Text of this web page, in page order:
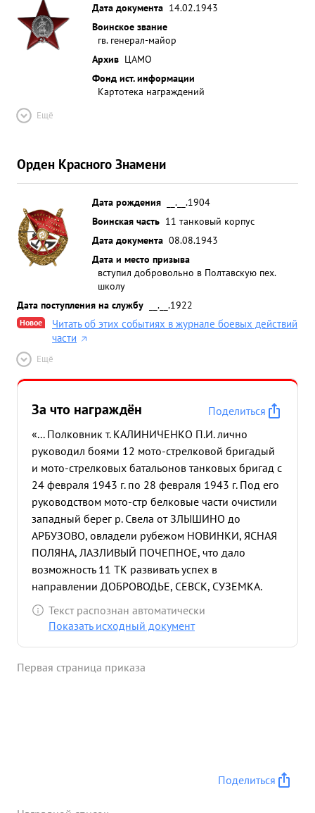
Дата документа 14.02.1943
Воинское звание
гв. генерал-майор
Архив ЦАМО
Фонд ист. информации
Картотека награждений
Ещё
Орден Красного Знамени
Дата рождения
__.__.1904
Воинская часть 11 танковый корпус
Дата документа 08.08.1943
Дата и место призыва
вступил добровольно в Полтавскую пех.
школу
Дата поступления на службу
__.__.1922
Новое
Читать об этих событиях в журнале боевых действий
части
Ещё
За что награждён
Поделиться
«... Полковник т. КАЛИНИЧЕНКО П.И. лично
руководил боями 12 мото-стрелковой бригадый
и мото-стрелковых батальонов танковых бригад с
24 февраля 1943 г. по 28 февраля 1943 г. Под его
руководством мото-стр белковые части очистили
западный берег р. Свела от ЗЛЫШИНО до
АРБУЗОВО, овладели рубежом НОВИНКИ, ЯСНАЯ
ПОЛЯНА, ЛАЗЛИВЫЙ ПОЧЕПНОЕ, что дало
возможность 11 ТК развивать успех в
направлении ДОБРОВОДЬЕ, СЕВСК, СУЗЕМКА.
Штаб 11 тк в тяжелых условиях бездорожья и
большого отрыва боевого эшелона от стрелковых
своевременной информацией штарма 2 ТА о ходе
Текст распознан автоматически
Показать исходный документ
Первая страница приказа
Поделиться